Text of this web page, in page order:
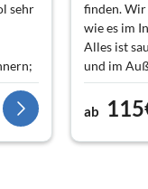
sehr
war
von
finden. Wir
wie es im
Alles ist
und im
Detail. Die
und bietet
Frühstück
ab